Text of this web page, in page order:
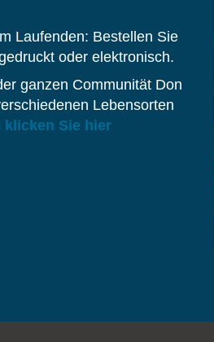
Laufenden: Bestellen Sie
oder elektronisch.
ganzen Communität Don
Lebensorten
klicken Sie hier